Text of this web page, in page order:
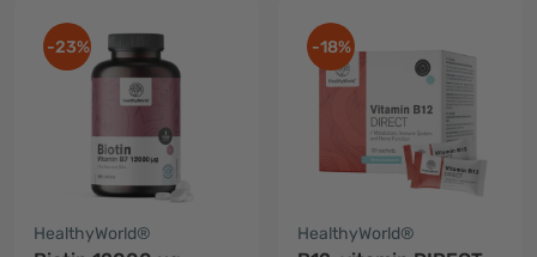
-23%
HealthyWorld®
-18%
HealthyWorld®